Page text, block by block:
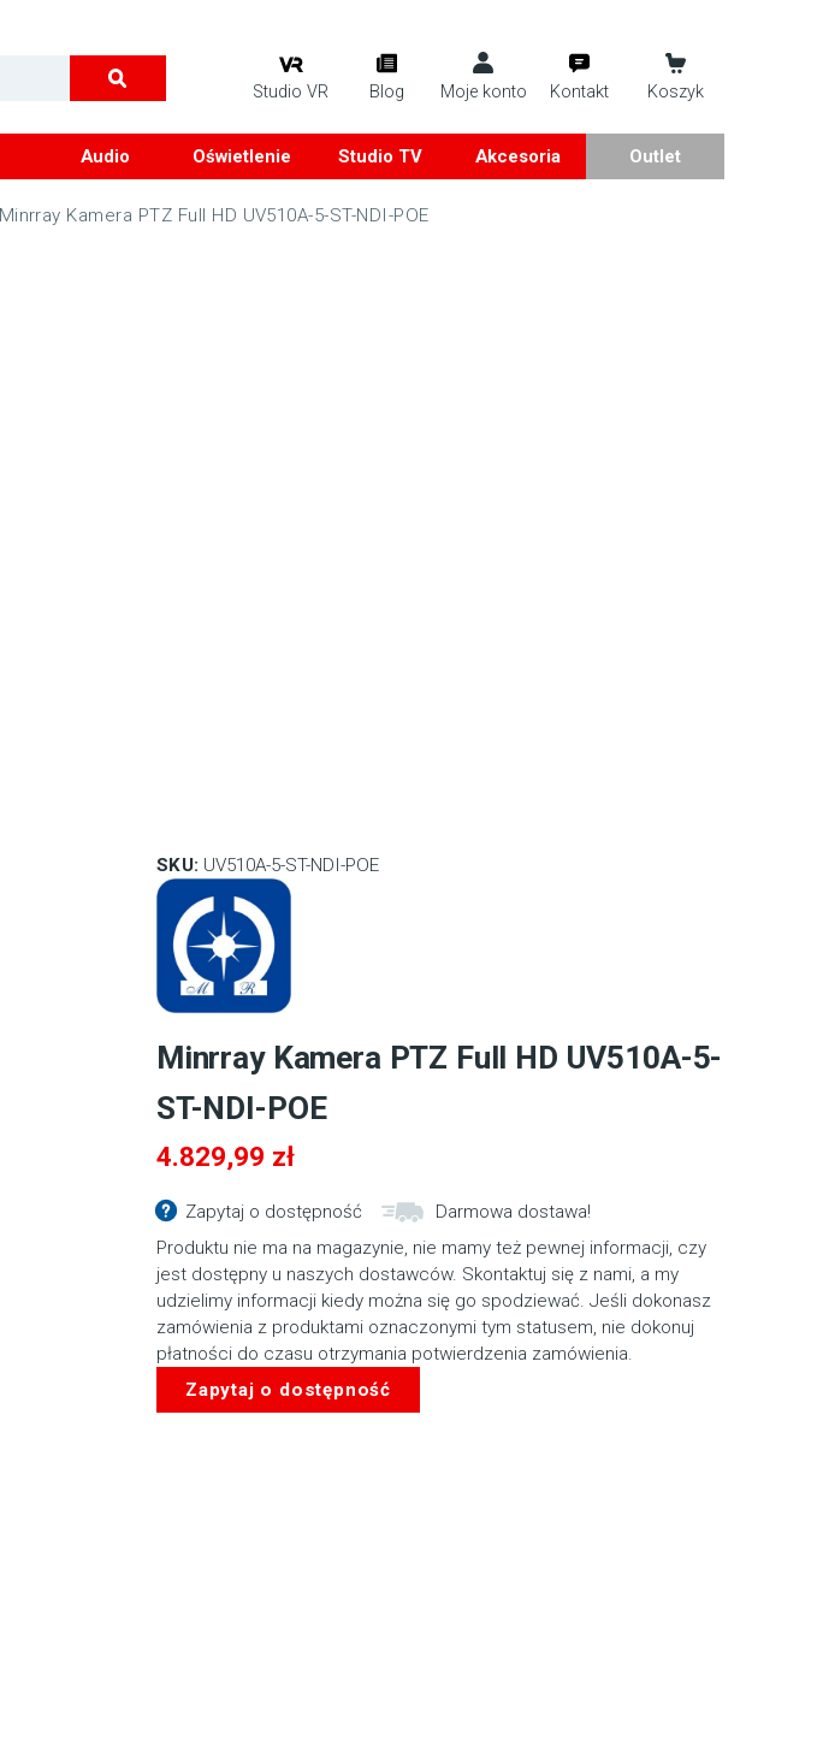
Studio VR Blog Moje konto Kontakt Koszyk
Audio Oświetlenie Studio TV Akcesoria Outlet
Minrray Kamera PTZ Full HD UV510A-5-ST-NDI-POE
SKU: UV510A-5-ST-NDI-POE
Minrray Kamera PTZ Full HD UV510A-5-
ST-NDI-POE
4.829,99 zł
Zapytaj o dostępność
Darmowa dostawa!
Produktu nie ma na magazynie, nie mamy też pewnej informacji, czy
jest dostępny u naszych dostawców. Skontaktuj się z nami, a my
udzielimy informacji kiedy można się go spodziewać. Jeśli dokonasz
zamówienia z produktami oznaczonymi tym statusem, nie dokonuj
płatności do czasu otrzymania potwierdzenia zamówienia.
Zapytaj o dostępność